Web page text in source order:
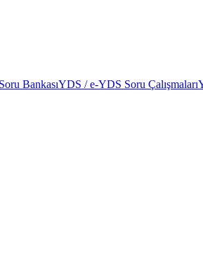
BankasıYDS / e-YDS Soru Çalışmaları